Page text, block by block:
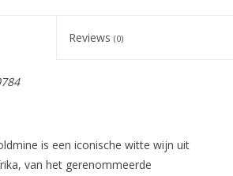
Reviews (0)
is een iconische witte wijn uit
van het gerenommeerde